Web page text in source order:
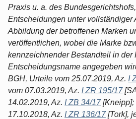
Praxis u. a. des
Entscheidungen unter vollständiger
Abbildung der betroffenen Marken
veröffentlichen, wobei die Marke
kennzeichnender Bestandteil in der
Entscheidungsname angegeben
BGH, Urteile vom 25.07.2019, Az. I
vom 07.03.2019, Az. I ZR 195/17
14.02.2019, Az. I ZB 34/17[Kneipp];
17.10.2018, Az. I ZR 136/17[Tork],